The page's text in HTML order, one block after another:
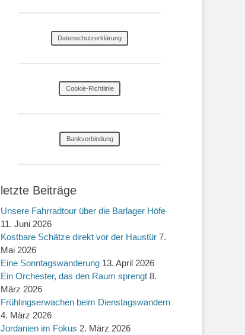
Datenschutzerklärung
Cookie-Richtlinie
Bankverbindung
letzte Beiträge
Unsere Fahrradtour über die Barlager Höfe
11. Juni 2026
Kostbare Schätze direkt vor der Haustür 7.
Mai 2026
Eine Sonntagswanderung 13. April 2026
Ein Orchester, das den Raum sprengt 8.
März 2026
Frühlingserwachen beim Dienstagswandern
4. März 2026
Jordanien im Fokus 2. März 2026